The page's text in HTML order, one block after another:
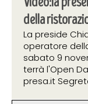
della
La preside
operatore
sabato 9
terrà l'Open
presa.it